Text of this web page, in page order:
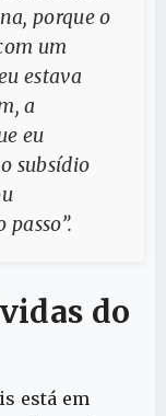
porque o
um
estava
a
eu
subsídio
do
está em